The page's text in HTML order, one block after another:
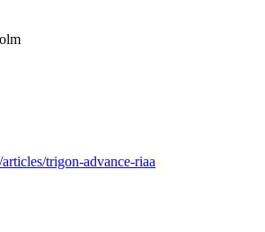
trigon-advance-riaa